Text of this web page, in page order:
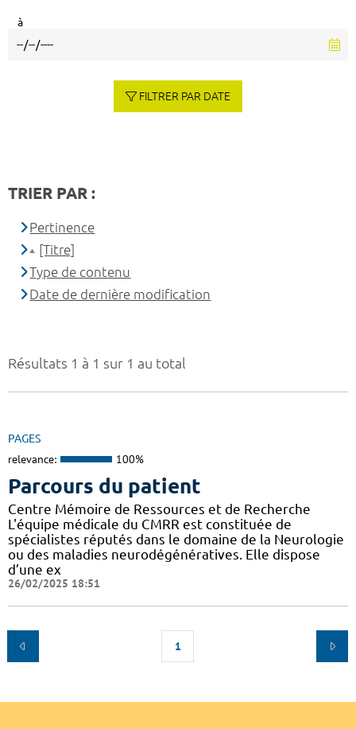
Résultats 1 à 1 sur 1 au total
PAGES
relevance: 100%
Parcours du patient
Centre Mémoire de Ressources et de Recherche
L'équipe médicale du CMRR est constituée de
spécialistes réputés dans le domaine de la Neurologie
ou des maladies neurodégénératives. Elle dispose
d’une ex
26/02/2025 18:51
1
à
FILTRER PAR DATE
TRIER PAR :
Pertinence
[Titre]
Type de contenu
Date de dernière modification